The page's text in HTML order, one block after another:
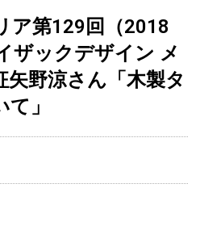
ア第129回（2018
ザックデザイン メ
野涼さん「木製タ
」